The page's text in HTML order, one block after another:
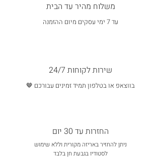
משלוח מהיר עד הבית
עד 7 ימי עסקים מיום ההזמנה
שירות לקוחות 24/7
בווצאפ או בטלפון תמיד זמינים עבורכם 🤎
החזרות עד 30 יום
ניתן להחזיר באריזה מקורית וללא שימוש
לסטודיו בגבעת חן בלבד